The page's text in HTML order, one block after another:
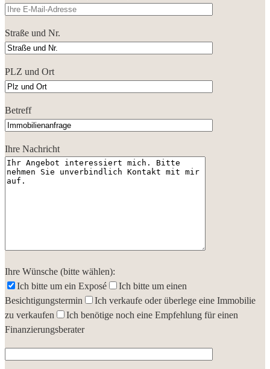
Straße und Nr.
PLZ und Ort
Betreff
Ihre Nachricht
Ihre Wünsche (bitte wählen):
Ich bitte um ein Exposé
Ich bitte um einen
Besichtigungstermin
Ich verkaufe oder überlege eine Immobilie
zu verkaufen
Ich benötige noch eine Empfehlung für einen
Finanzierungsberater